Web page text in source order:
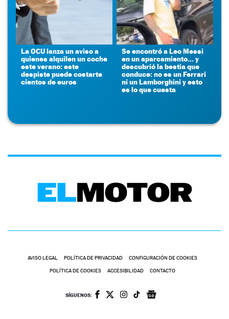
La OCU lanza un aviso a
quienes alquilen un coche
este verano: este
despiste puede costarte
cientos de euros
Se encontró a Leo Messi
en un aparcamiento... y
descubrió la bestia que
conduce: no es un Ferrari
ni un Lamborghini y esto
es lo que cuesta
AVISO LEGAL POLÍTICA DE PRIVACIDAD CONFIGURACIÓN DE COOKIES
POLÍTICA DE COOKIES ACCESIBILIDAD CONTACTO
SÍGUENOS: